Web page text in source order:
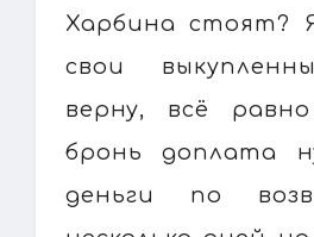
Харбина стоят?
свои
верну, всё
бронь доплата
деньги по